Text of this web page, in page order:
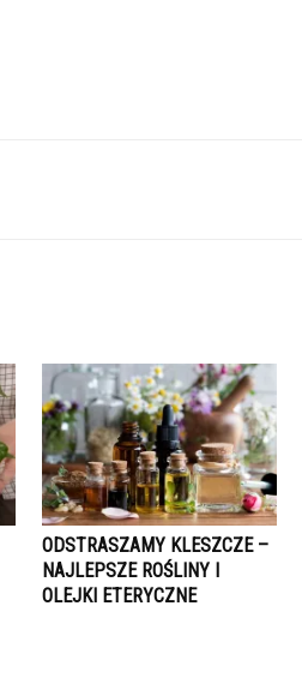
ODSTRASZAMY KLESZCZE –
NAJLEPSZE ROŚLINY I
OLEJKI ETERYCZNE